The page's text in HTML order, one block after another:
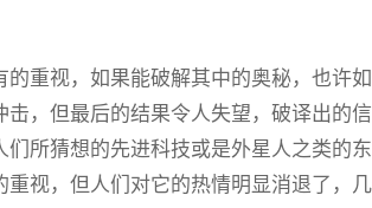
的重视，如果能破解其中的奥秘，也许
击，但最后的结果令人失望，破译出的
们所猜想的先进科技或是外星人之类的
重视，但人们对它的热情明显消退了，